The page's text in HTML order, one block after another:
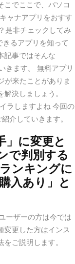
こでここで、パソコ
ャナアプリをおすす
是非チェックしてみ
るアプリを知って
記事ではそんな
きます。 無料アプリ
が来たことがありま
決しましょう。
ラしますよね 今回の
介していきます。
」に変更と
で判別する
ンキングに
入あり」と
ーザーの方は今では
変更した方はインス
ご説明します。